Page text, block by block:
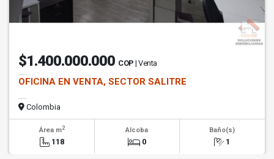
$1.400.000.000 COP | Venta
OFICINA EN VENTA, SECTOR SALITRE
Colombia
Área m2
118
Alcoba
0
Baño(s)
1